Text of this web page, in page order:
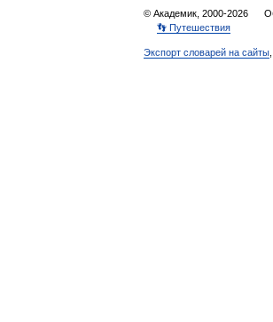
© Академик, 2000-2026
👣 Путешествия
Экспорт словарей на сайты